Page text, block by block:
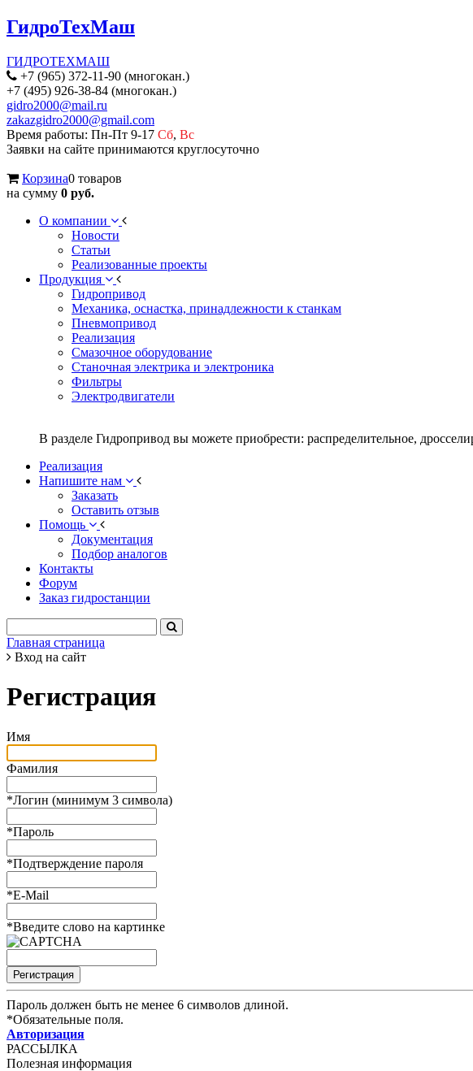
ГидроТехМаш
ГИДРОТЕХМАШ
+7 (965) 372-11-90 (многокан.)
+7 (495) 926-38-84 (многокан.)
gidro2000@mail.ru
zakazgidro2000@gmail.com
Время работы: Пн-Пт 9-17 Сб, Вс
Заявки на сайте принимаются круглосуточно
Корзина0 товаров
на сумму 0 руб.
О компании
Новости
Статьи
Реализованные проекты
Продукция
Гидропривод
Механика, оснастка, принадлежности к станкам
Пневмопривод
Реализация
Смазочное оборудование
Станочная электрика и электроника
Фильтры
Электродвигатели
В разделе Гидропривод вы можете приобрести: распределительное,
Реализация
Напишите нам
Заказать
Оставить отзыв
Помощь
Документация
Подбор аналогов
Контакты
Форум
Заказ гидростанции
Главная страница
Вход на сайт
Регистрация
Имя
Фамилия
*Логин (минимум 3 символа)
*Пароль
*Подтверждение пароля
*E-Mail
*Введите слово на картинке
Пароль должен быть не менее 6 символов длиной.
*Обязательные поля.
Авторизация
РАССЫЛКА
Полезная информация